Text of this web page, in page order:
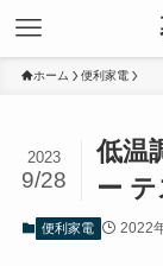
ホーム 便利家電
低温
ー
2023
9/28
便利家電 2022